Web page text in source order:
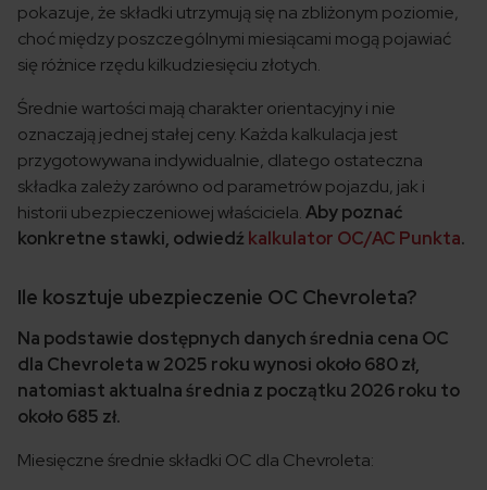
pokazuje, że składki utrzymują się na zbliżonym poziomie,
choć między poszczególnymi miesiącami mogą pojawiać
się różnice rzędu kilkudziesięciu złotych.
Średnie wartości mają charakter orientacyjny i nie
oznaczają jednej stałej ceny. Każda kalkulacja jest
przygotowywana indywidualnie, dlatego ostateczna
składka zależy zarówno od parametrów pojazdu, jak i
historii ubezpieczeniowej właściciela.Aby poznać
konkretne stawki, odwiedź kalkulator OC/AC Punkta.
Ile kosztuje ubezpieczenie OC Chevroleta?
Na podstawie dostępnych danych średnia cena OC
dla Chevroleta w 2025 roku wynosi około 680 zł,
natomiast aktualna średnia z początku 2026 roku to
około 685 zł.
Miesięczne średnie składki OC dla Chevroleta: